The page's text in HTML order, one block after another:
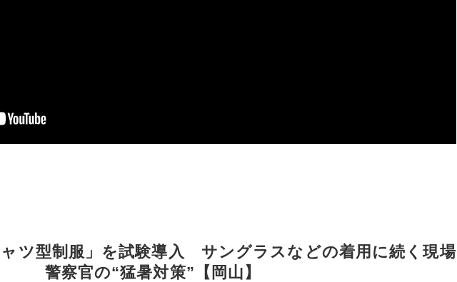
ツ型制服」を試験導入 サングラスなどの着用に続く現場
警察官の“猛暑対策”【岡山】